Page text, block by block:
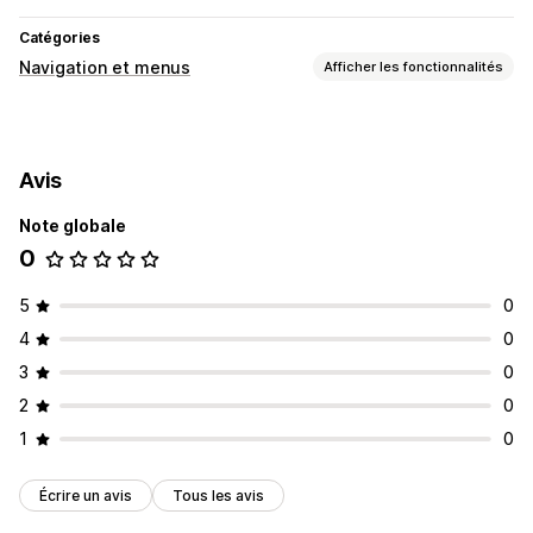
Catégories
Navigation et menus Afficher les fonctionnalités
Barre de navigation fixe
Personnalisation
Couleur et police Animations Badges et étiquettes
Icônes personnalisées CSS personnalisées
Optimisation pour le format mobile Analyses de données
Avis
Note globale
0
5
0
4
0
3
0
2
0
1
0
Écrire un avis Tous les avis